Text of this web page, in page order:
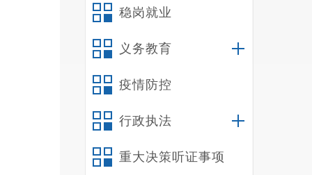
稳岗就业
义务教育
疫情防控
行政执法
重大决策听证事项